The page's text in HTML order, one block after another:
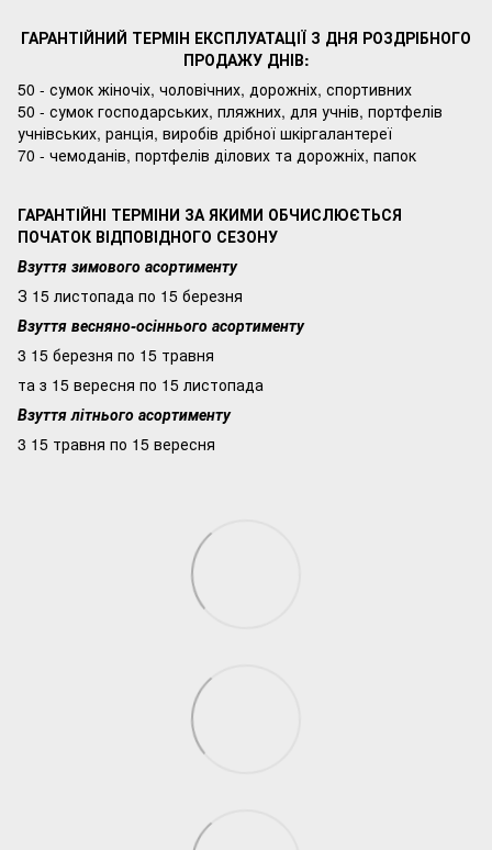
ГАРАНТІЙНИЙ ТЕРМІН ЕКСПЛУАТАЦІЇ З ДНЯ РОЗДРІБНОГО
ПРОДАЖУ ДНІВ:
50 - сумок жіночіх, чоловічних, дорожніх, спортивних
50 - сумок господарських, пляжних, для учнів, портфелів
учнівських, ранція, виробів дрібної шкіргалантереї
70 - чемоданів, портфелів ділових та дорожніх, папок
ГАРАНТІЙНІ ТЕРМІНИ ЗА ЯКИМИ ОБЧИСЛЮЄТЬСЯ
ПОЧАТОК ВІДПОВІДНОГО СЕЗОНУ
Взуття зимового асортименту
З 15 листопада по 15 березня
Взуття весняно-осіннього асортименту
3 15 березня по 15 травня
та з 15 вересня по 15 листопада
Взуття літнього асортименту
3 15 травня по 15 вересня